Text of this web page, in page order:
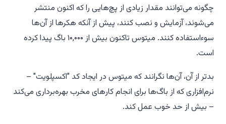
چگونه می‌توانند مقدار زیادی از پچ‌هایی را که اکنون منتشر
می‌شوند، آزمایش و نصب کنند، پیش از آنکه هکرها از آن‌ها
سوءاستفاده کنند. میتوس تاکنون بیش از ۱۰,۰۰۰ باگ پیدا کرده
است.
بدتر از آن، آن‌ها نگرانند که میتوس در ایجاد کد "اکسپلویت" –
نرم‌افزاری که از باگ‌ها برای انجام کارهای مخرب بهره‌برداری می‌کند
– بیش از حد خوب عمل کند.